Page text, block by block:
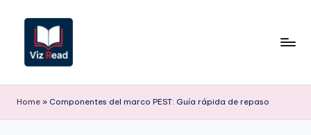
contenido
iz
R
Home » Componentes del marco PEST: Guía rápida de repaso